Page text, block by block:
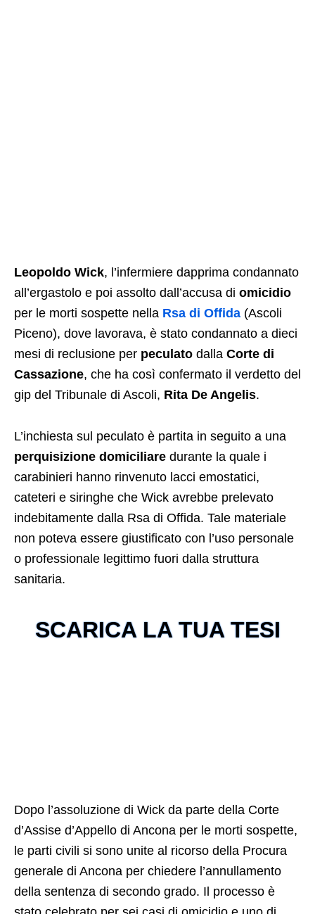
Leopoldo Wick, l’infermiere dapprima condannato
all’ergastolo e poi assolto dall’accusa di omicidio
per le morti sospette nella Rsa di Offida (Ascoli
Piceno), dove lavorava, è stato condannato a dieci
mesi di reclusione per peculato dalla Corte di
Cassazione, che ha così confermato il verdetto del
gip del Tribunale di Ascoli, Rita De Angelis.
L’inchiesta sul peculato è partita in seguito a una
perquisizione domiciliare durante la quale i
carabinieri hanno rinvenuto lacci emostatici,
cateteri e siringhe che Wick avrebbe prelevato
indebitamente dalla Rsa di Offida. Tale materiale
non poteva essere giustificato con l’uso personale
o professionale legittimo fuori dalla struttura
sanitaria.
SCARICA LA TUA TESI
Dopo l’assoluzione di Wick da parte della Corte
d’Assise d’Appello di Ancona per le morti sospette,
le parti civili si sono unite al ricorso della Procura
generale di Ancona per chiedere l’annullamento
della sentenza di secondo grado. Il processo è